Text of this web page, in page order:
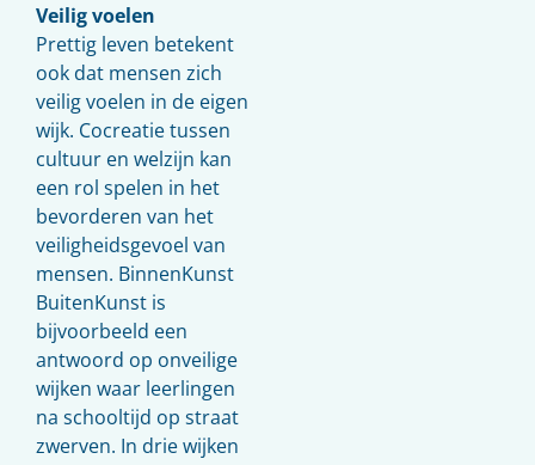
Veilig voelen
Prettig leven betekent
ook dat mensen zich
veilig voelen in de eigen
wijk. Cocreatie tussen
cultuur en welzijn kan
een rol spelen in het
bevorderen van het
veiligheidsgevoel van
mensen. BinnenKunst
BuitenKunst is
bijvoorbeeld een
antwoord op onveilige
wijken waar leerlingen
na schooltijd op straat
zwerven. In drie wijken